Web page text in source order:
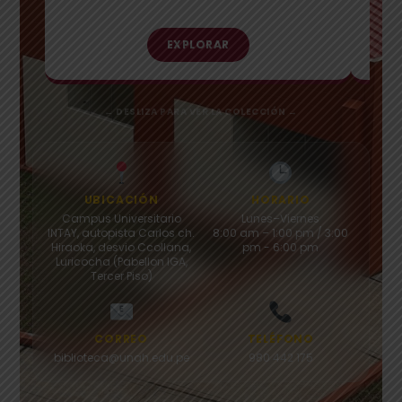
EXPLORAR
← DESLIZA PARA VER LA COLECCIÓN →
UBICACIÓN
Campus Universitario
INTAY, autopista Carlos ch.
Hiraoka, desvio Ccollana,
Luricocha (Pabellon IGA,
Tercer Piso)
HORARIO
Lunes–Viernes
8:00 am – 1:00 pm / 3:00
pm - 6:00 pm
CORREO
biblioteca@unah.edu.pe
TELÉFONO
980 442 175